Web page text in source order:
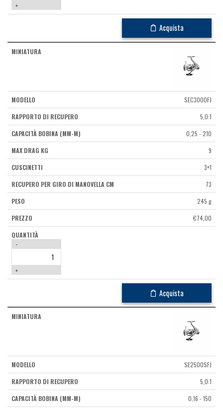
+
Acquista
SEC3000FJ
5,0:1
0,25 - 210
9
3+1
73
245 g
€74,00
-
+
Acquista
SE2500SFJ
5,0:1
0,16 - 150